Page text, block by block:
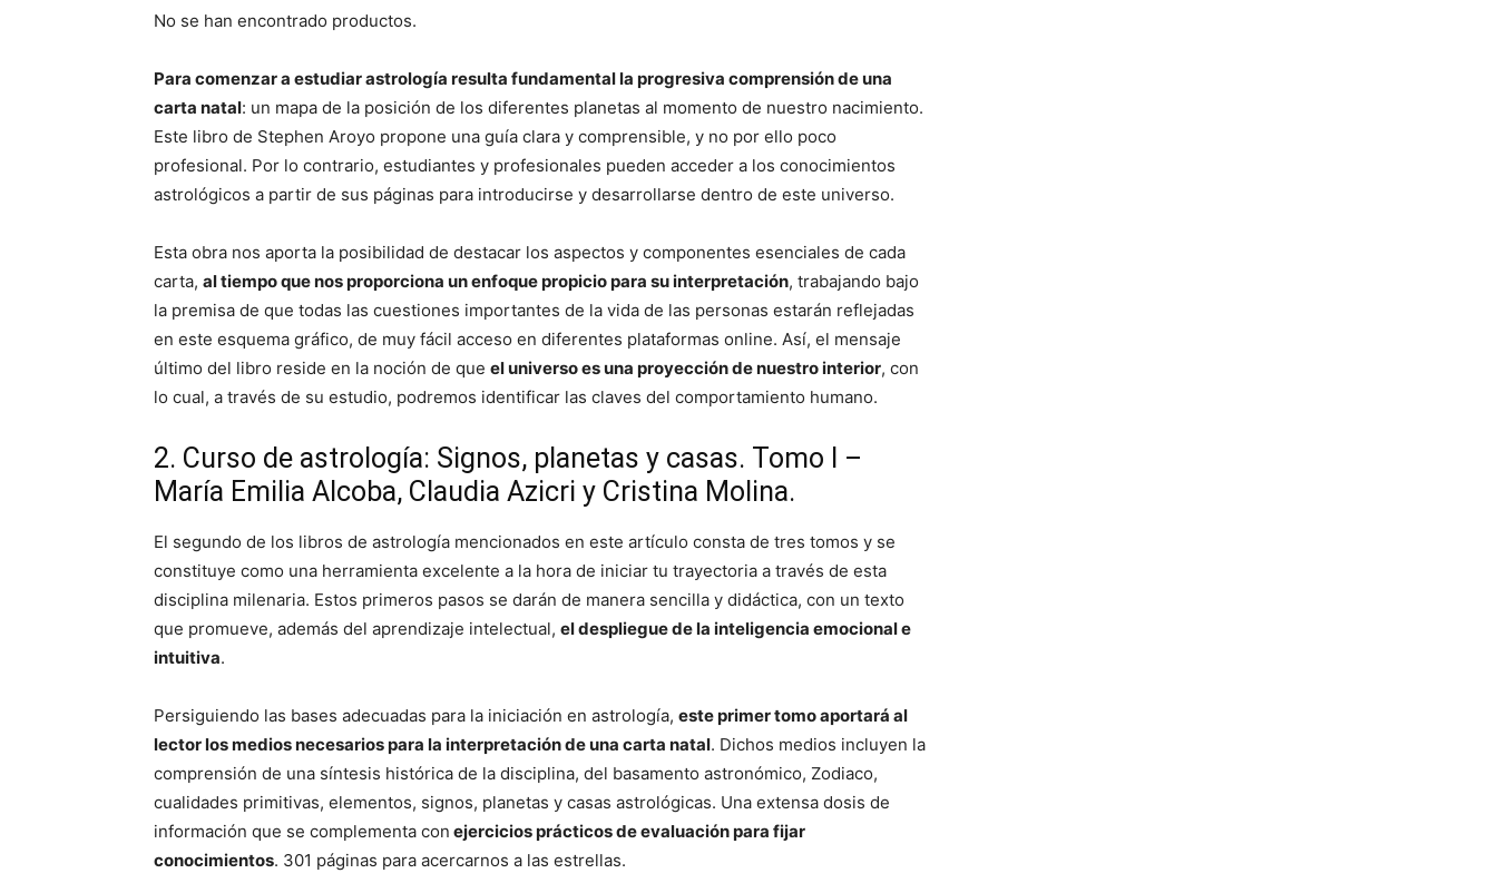
No se han encontrado productos.
Para comenzar a estudiar astrología resulta fundamental la progresiva comprensión de una
carta natal: un mapa de la posición de los diferentes planetas al momento de nuestro nacimiento.
Este libro de Stephen Aroyo propone una guía clara y comprensible, y no por ello poco
profesional. Por lo contrario, estudiantes y profesionales pueden acceder a los conocimientos
astrológicos a partir de sus páginas para introducirse y desarrollarse dentro de este universo.
Esta obra nos aporta la posibilidad de destacar los aspectos y componentes esenciales de cada
carta, al tiempo que nos proporciona un enfoque propicio para su interpretación, trabajando bajo
la premisa de que todas las cuestiones importantes de la vida de las personas estarán reflejadas
en este esquema gráfico, de muy fácil acceso en diferentes plataformas online. Así, el mensaje
último del libro reside en la noción de que el universo es una proyección de nuestro interior, con
lo cual, a través de su estudio, podremos identificar las claves del comportamiento humano.
2. Curso de astrología: Signos, planetas y casas. Tomo I –
María Emilia Alcoba, Claudia Azicri y Cristina Molina.
El segundo de los libros de astrología mencionados en este artículo consta de tres tomos y se
constituye como una herramienta excelente a la hora de iniciar tu trayectoria a través de esta
disciplina milenaria. Estos primeros pasos se darán de manera sencilla y didáctica, con un texto
que promueve, además del aprendizaje intelectual, el despliegue de la inteligencia emocional e
intuitiva.
Persiguiendo las bases adecuadas para la iniciación en astrología, este primer tomo aportará al
lector los medios necesarios para la interpretación de una carta natal. Dichos medios incluyen la
comprensión de una síntesis histórica de la disciplina, del basamento astronómico, Zodiaco,
cualidades primitivas, elementos, signos, planetas y casas astrológicas. Una extensa dosis de
información que se complementa con ejercicios prácticos de evaluación para fijar
conocimientos. 301 páginas para acercarnos a las estrellas.